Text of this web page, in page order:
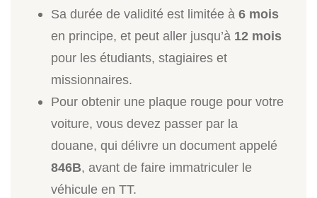
Sa durée de validité est limitée à 6 mois
en principe, et peut aller jusqu’à 12 mois
pour les étudiants, stagiaires et
missionnaires.
Pour obtenir une plaque rouge pour votre
voiture, vous devez passer par la
douane, qui délivre un document appelé
846B, avant de faire immatriculer le
véhicule en TT.